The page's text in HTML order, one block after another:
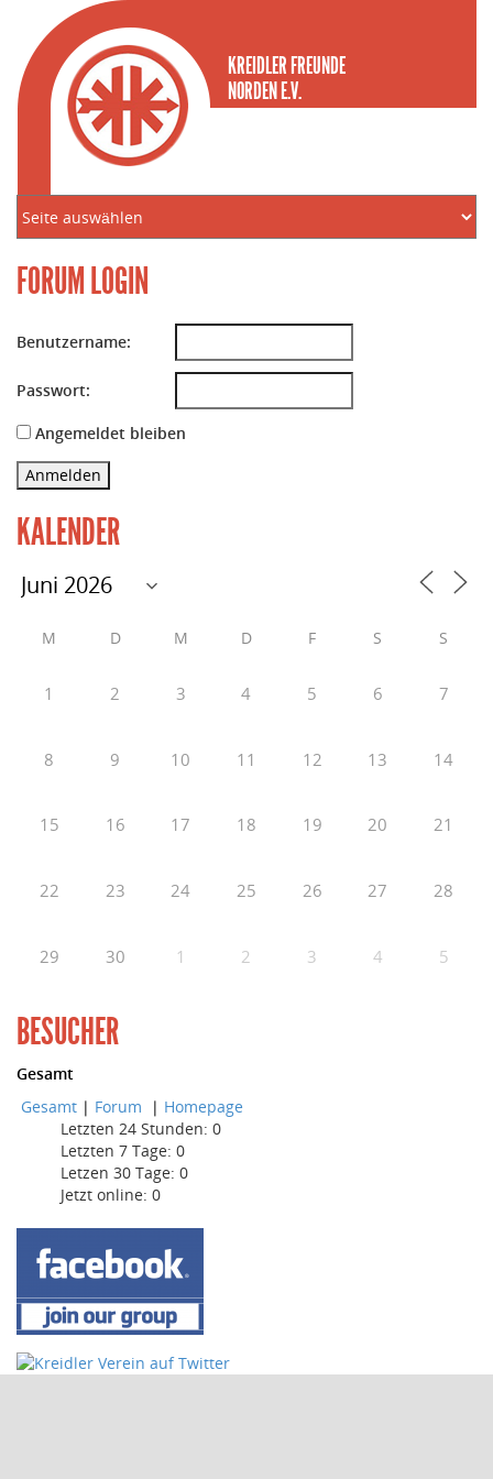
KREIDLER FREUNDE
NORDEN E.V.
FORUM LOGIN
Benutzername:
Passwort:
Angemeldet bleiben
Anmelden
KALENDER
M D M D F S S
1 2 3 4 5 6 7
8 9 10 11 12 13 14
15 16 17 18 19 20 21
22 23 24 25 26 27 28
29 30 1 2 3 4 5
BESUCHER
Gesamt
Gesamt | Forum | Homepage
Letzten 24 Stunden: 0
Letzten 7 Tage: 0
Letzen 30 Tage: 0
Jetzt online: 0